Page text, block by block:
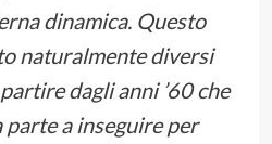
dinamica. Questo
naturalmente diversi
dagli anni ’60 che
a inseguire per